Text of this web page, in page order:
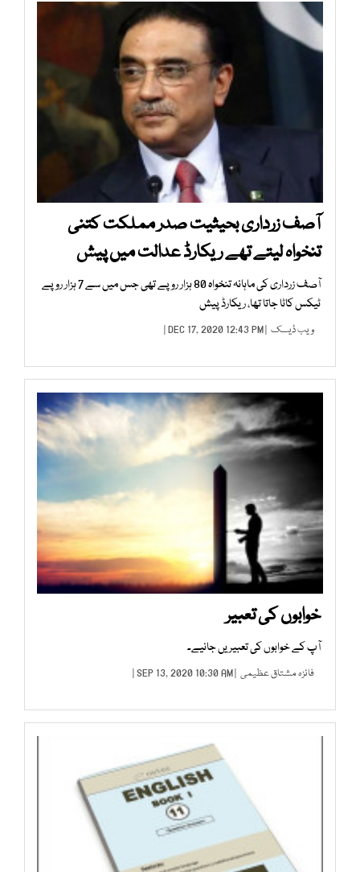
آصف زرداری بحیثیت صدر مملکت کتنی
تنخواہ لیتے تھے ریکارڈ عدالت میں پیش
آصف زرداری کی ماہانہ تنخواہ 80 ہزار روپے تھی جس میں سے 7 ہزار روپے
ٹیکس کاٹا جاتا تھا، ریکارڈ پیش
ویب ڈیسک | DEC 17, 2020 12:43 PM |
خوابوں کی تعبیر
آپ کے خوابوں کی تعبیریں جانیے۔
فائزہ مشتاق عظیمی | SEP 13, 2020 10:30 AM |